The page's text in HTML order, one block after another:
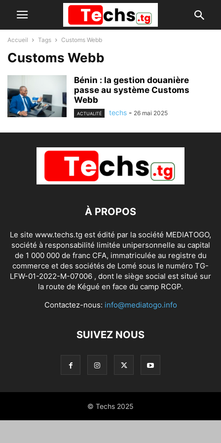
Accueil Tags Customs Webb
Customs Webb
Bénin : la gestion douanière
passe au système Customs
Webb
ACTUALITÉ techs - 26 mai 2025
À PROPOS
Le site www.techs.tg est édité par la société MEDIATOGO,
société à responsabilité limitée unipersonnelle au capital
de 1 000 000 de franc CFA, immatriculée au registre du
commerce et des sociétés de Lomé sous le numéro TG-
LFW-01-2022-M-07006 , dont le siège social est situé sur
la route de Kégué en face du camp RCGP.
Contactez-nous: info@mediatogo.info
SUIVEZ NOUS
© Techs 2025